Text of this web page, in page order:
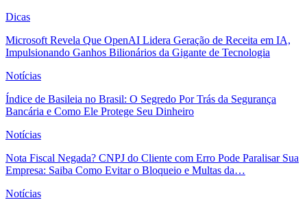
Dicas
Microsoft Revela Que OpenAI Lidera Geração de Receita em IA,
Impulsionando Ganhos Bilionários da Gigante de Tecnologia
Notícias
Índice de Basileia no Brasil: O Segredo Por Trás da Segurança
Bancária e Como Ele Protege Seu Dinheiro
Notícias
Nota Fiscal Negada? CNPJ do Cliente com Erro Pode Paralisar Sua
Empresa: Saiba Como Evitar o Bloqueio e Multas da…
Notícias